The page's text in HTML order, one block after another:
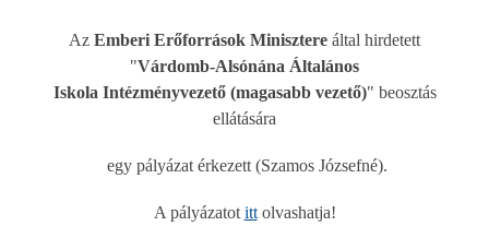
Az Emberi Erőforrások Minisztere által hirdetett
"Várdomb-Alsónána Általános
Iskola Intézményvezető (magasabb vezető)" beosztás
ellátására
egy pályázat érkezett (Szamos Józsefné).
A pályázatot ittolvashatja!